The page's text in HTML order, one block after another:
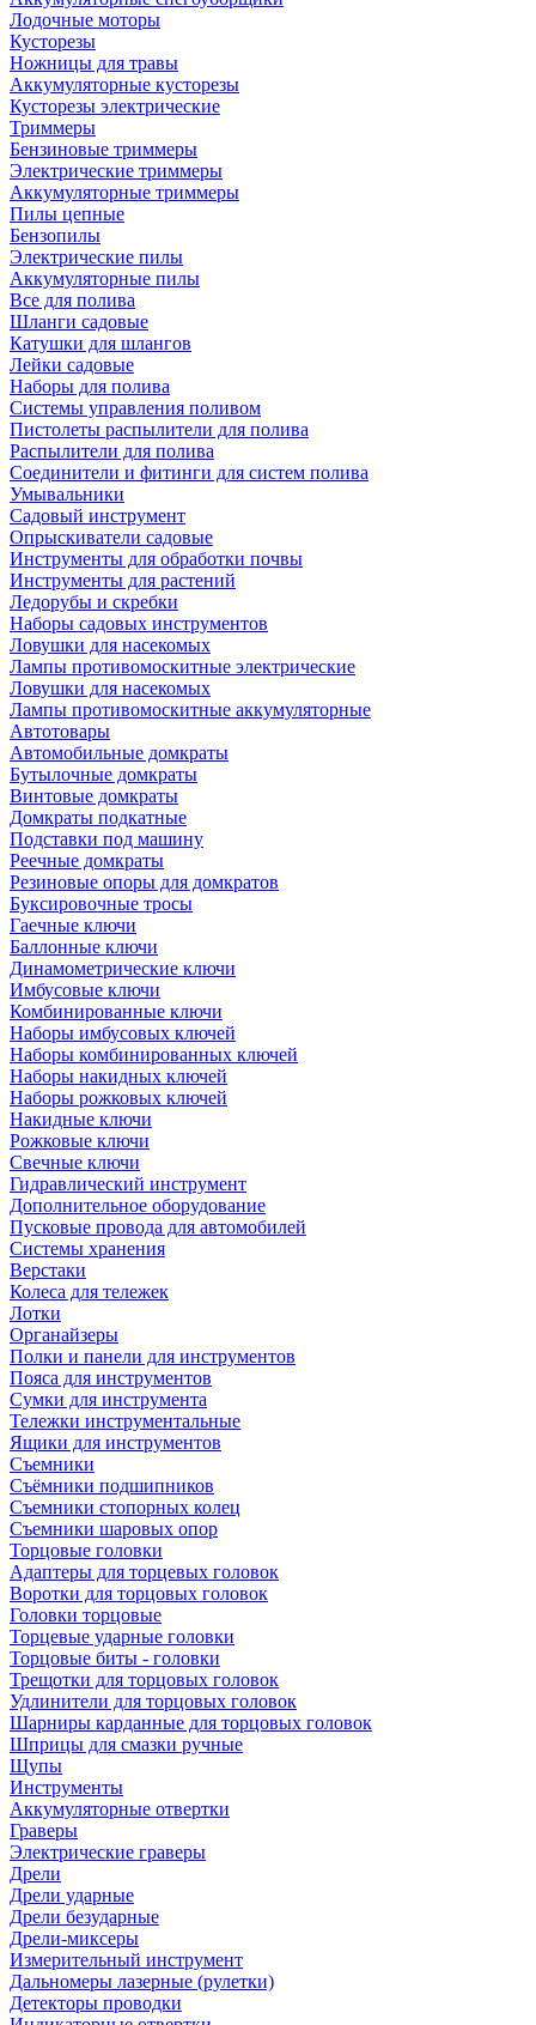
Лодочные моторы
Кусторезы
Ножницы для травы
Аккумуляторные кусторезы
Кусторезы электрические
Триммеры
Бензиновые триммеры
Электрические триммеры
Аккумуляторные триммеры
Пилы цепные
Бензопилы
Электрические пилы
Аккумуляторные пилы
Все для полива
Шланги садовые
Катушки для шлангов
Лейки садовые
Наборы для полива
Системы управления поливом
Пистолеты распылители для полива
Распылители для полива
Соединители и фитинги для систем полива
Умывальники
Садовый инструмент
Опрыскиватели садовые
Инструменты для обработки почвы
Инструменты для растений
Ледорубы и скребки
Наборы садовых инструментов
Ловушки для насекомых
Лампы противомоскитные электрические
Ловушки для насекомых
Лампы противомоскитные аккумуляторные
Автотовары
Автомобильные домкраты
Бутылочные домкраты
Винтовые домкраты
Домкраты подкатные
Подставки под машину
Реечные домкраты
Резиновые опоры для домкратов
Буксировочные тросы
Гаечные ключи
Баллонные ключи
Динамометрические ключи
Имбусовые ключи
Комбинированные ключи
Наборы имбусовых ключей
Наборы комбинированных ключей
Наборы накидных ключей
Наборы рожковых ключей
Накидные ключи
Рожковые ключи
Свечные ключи
Гидравлический инструмент
Дополнительное оборудование
Пусковые провода для автомобилей
Системы хранения
Верстаки
Колеса для тележек
Лотки
Органайзеры
Полки и панели для инструментов
Пояса для инструментов
Сумки для инструмента
Тележки инструментальные
Ящики для инструментов
Съемники
Съёмники подшипников
Съемники стопорных колец
Съемники шаровых опор
Торцовые головки
Адаптеры для торцевых головок
Воротки для торцовых головок
Головки торцовые
Торцевые ударные головки
Торцовые биты - головки
Трещотки для торцовых головок
Удлинители для торцовых головок
Шарниры карданные для торцовых головок
Шприцы для смазки ручные
Щупы
Инструменты
Аккумуляторные отвертки
Граверы
Электрические граверы
Дрели
Дрели ударные
Дрели безударные
Дрели-миксеры
Измерительный инструмент
Дальномеры лазерные (рулетки)
Детекторы проводки